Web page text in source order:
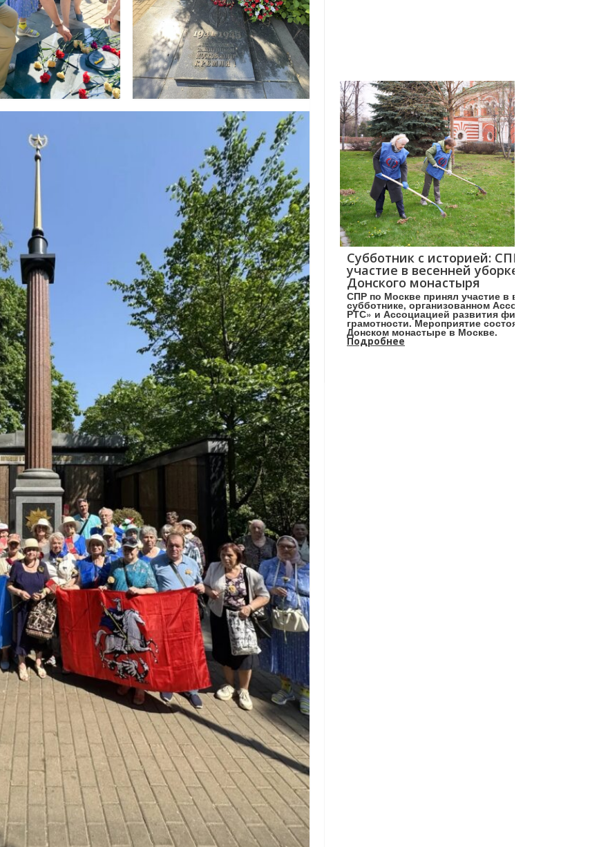
Субботник с историей: СПР принял
участие в весенней уборке в саду
Донского монастыря
СПР по Москве принял участие в весеннем
субботнике, организованном Ассоциацией «НП
РТС» и Ассоциацией развития финансовой
грамотности. Мероприятие состоялось в
Донском монастыре в Москве.
Подробнее